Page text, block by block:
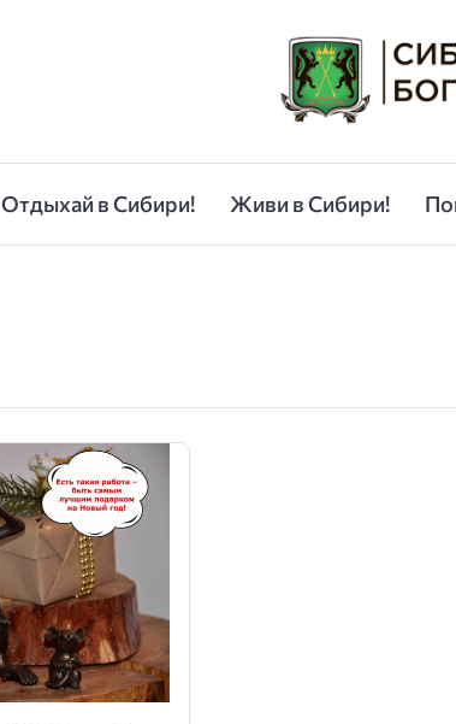
Отдыхай в Сибири! Живи в Сибири!